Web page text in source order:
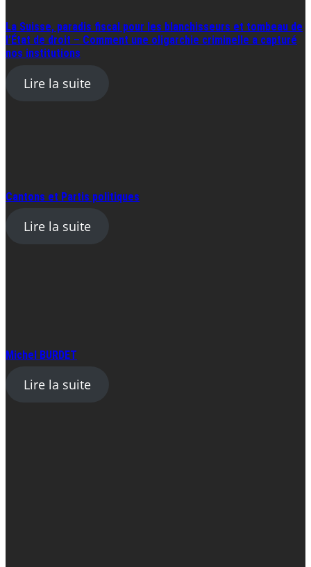
La Suisse, paradis fiscal pour les blanchisseurs et tombeau de
l’État de droit – Comment une oligarchie criminelle a capturé
nos institutions
Lire la suite
Cantons et Partis politiques
Lire la suite
Michel BURDET
Lire la suite